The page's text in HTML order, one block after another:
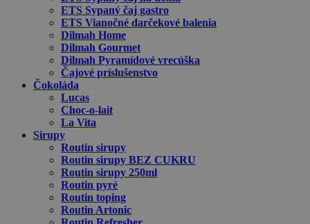
ETS Sypaný čaj gastro
ETS Vianočné darčekové balenia
Dilmah Home
Dilmah Gourmet
Dilmah Pyramídové vrecúška
Čajové príslušenstvo
Čokoláda
Lucas
Choc-o-lait
La Vita
Sirupy
Routin sirupy
Routin sirupy BEZ CUKRU
Routin sirupy 250ml
Routin pyré
Routin toping
Routin Artonic